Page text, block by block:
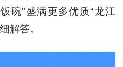
碗”盛满更多优质“龙江
解答。